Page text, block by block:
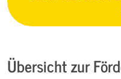
Übersicht zur